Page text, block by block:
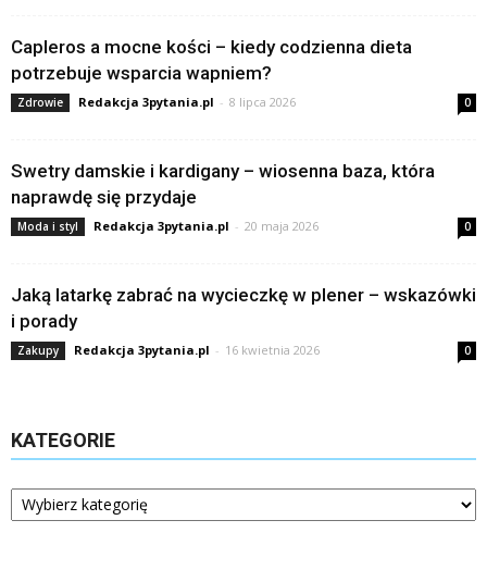
Capleros a mocne kości – kiedy codzienna dieta
potrzebuje wsparcia wapniem?
Zdrowie Redakcja 3pytania.pl - 8 lipca 2026 0
Swetry damskie i kardigany – wiosenna baza, która
naprawdę się przydaje
Moda i styl Redakcja 3pytania.pl - 20 maja 2026 0
Jaką latarkę zabrać na wycieczkę w plener – wskazówki
i porady
Zakupy Redakcja 3pytania.pl - 16 kwietnia 2026 0
KATEGORIE
Kategorie